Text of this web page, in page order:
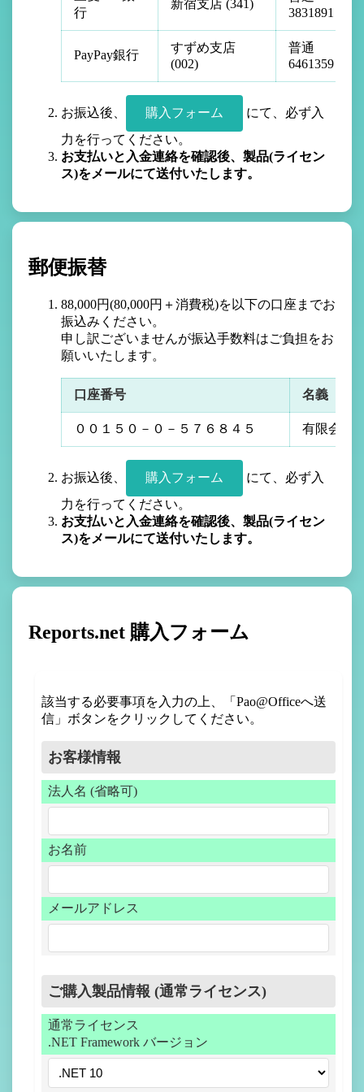
行
新宿支店 (341)
3831891
PayPay銀行
すずめ支店
(002)
普通
6461359
お振込後、 購入フォーム
にて、必ず入
力を行ってください。
お支払いと入金連絡を確認後、製品(ライセン
ス)をメールにて送付いたします。
郵便振替
88,000円(80,000円＋消費税)を以下の口座までお
振込みください。
申し訳ございませんが振込手数料はご負担をお
願いいたします。
口座番号 名義
００１５０－０－５７６８４５ 有限会社
お振込後、 購入フォーム
にて、必ず入
力を行ってください。
お支払いと入金連絡を確認後、製品(ライセン
ス)をメールにて送付いたします。
Reports.net 購入フォーム
該当する必要事項を入力の上、「Pao@Officeへ送
信」ボタンをクリックしてください。
お客様情報
法人名 (省略可)
お名前
メールアドレス
ご購入製品情報 (通常ライセンス)
通常ライセンス
.NET Framework バージョン